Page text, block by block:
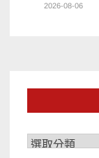
2026-08-06
新